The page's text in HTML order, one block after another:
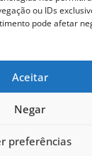
ou IDs
pode afetar
Aceitar
Negar
preferências
reservados.
sem autorização.